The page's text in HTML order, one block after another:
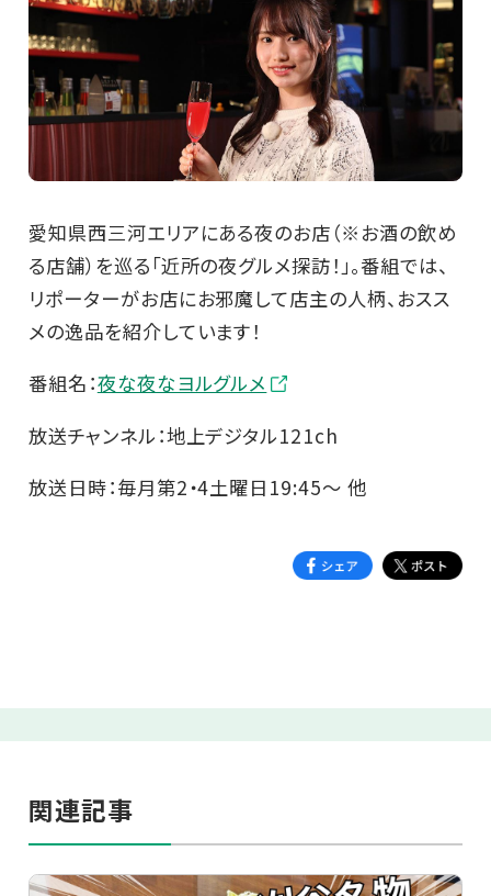
愛知県西三河エリアにある夜のお店（※お酒の飲め
る店舗）を巡る「近所の夜グルメ探訪！」。番組では、
リポーターがお店にお邪魔して店主の人柄、おスス
メの逸品を紹介しています！
番組名：夜な夜なヨルグルメ
放送チャンネル：地上デジタル121ch
放送日時：毎月第2・4土曜日19:45～ 他
関連記事